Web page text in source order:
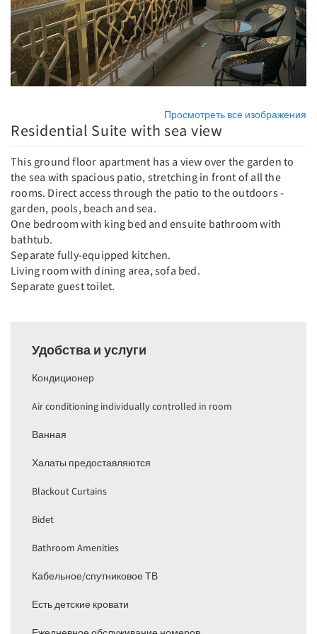
Просмотреть все изображения
Residential Suite with sea view
This ground floor apartment has a view over the garden to
the sea with spacious patio, stretching in front of all the
rooms. Direct access through the patio to the outdoors -
garden, pools, beach and sea.
One bedroom with king bed and ensuite bathroom with
bathtub.
Separate fully-equipped kitchen.
Living room with dining area, sofa bed.
Separate guest toilet.
Удобства и услуги
Кондиционер
Air conditioning individually controlled in room
Ванная
Халаты предоставляются
Blackout Curtains
Bidet
Bathroom Amenities
Кабельное/спутниковое ТВ
Есть детские кровати